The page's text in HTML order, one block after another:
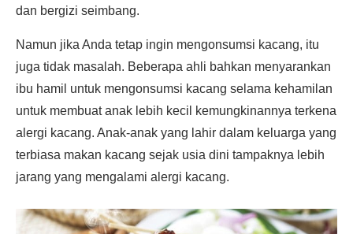
dan bergizi seimbang.
Namun jika Anda tetap ingin mengonsumsi kacang, itu
juga tidak masalah. Beberapa ahli bahkan menyarankan
ibu hamil untuk mengonsumsi kacang selama kehamilan
untuk membuat anak lebih kecil kemungkinannya terkena
alergi kacang. Anak-anak yang lahir dalam keluarga yang
terbiasa makan kacang sejak usia dini tampaknya lebih
jarang yang mengalami alergi kacang.